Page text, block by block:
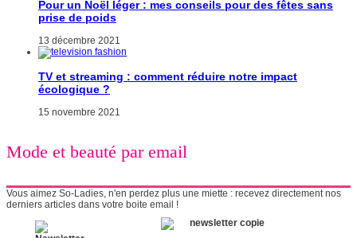
Pour un Noël léger : mes conseils pour des fêtes sans
prise de poids
13 décembre 2021
TV et streaming : comment réduire notre impact
écologique ?
15 novembre 2021
Mode et beauté par email
Vous aimez So-Ladies, n'en perdez plus une miette : recevez directement nos
derniers articles dans votre boite email !